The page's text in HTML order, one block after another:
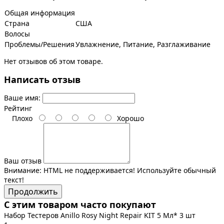
Общая информация
Страна
США
Волосы
Проблемы/РешенияУвлажнение, Питание, Разглаживание
Нет отзывов об этом товаре.
Написать отзыв
Ваше имя:
Рейтинг
Плохо
Хорошо
Ваш отзыв
Внимание: HTML не поддерживается! Используйте обычный
текст!
Продолжить
С этим товаром часто покупают
Набор Тестеров Anillo Rosy Night Repair KIT 5 Мл* 3 шт